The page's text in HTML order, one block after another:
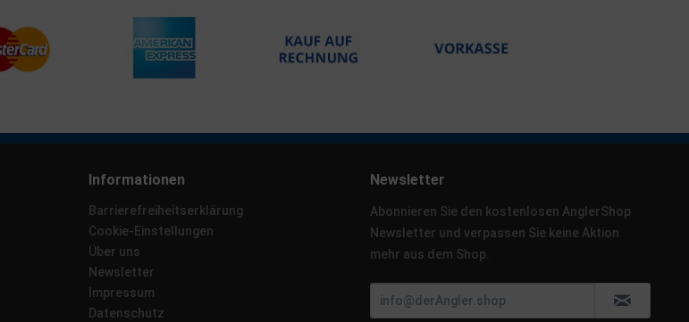
Informationen
Barrierefreiheitserklärung
Cookie-Einstellungen
Über uns
Newsletter
Impressum
Datenschutz
Newsletter
Abonnieren Sie den kostenlosen AnglerShop
Newsletter und verpassen Sie keine Aktion
mehr aus dem Shop.